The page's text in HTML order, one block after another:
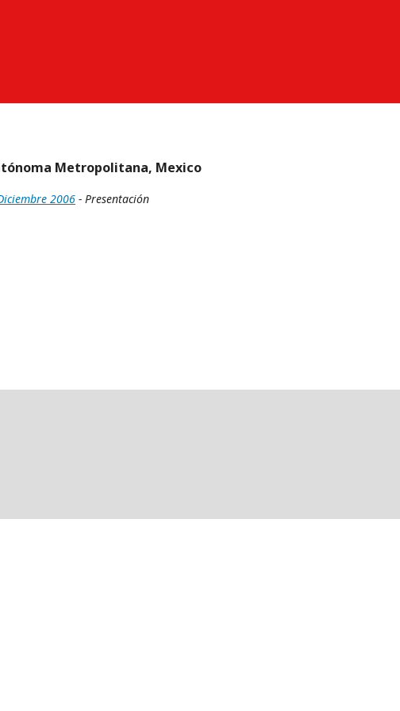
Metropolitana, Mexico
2006 - Presentación